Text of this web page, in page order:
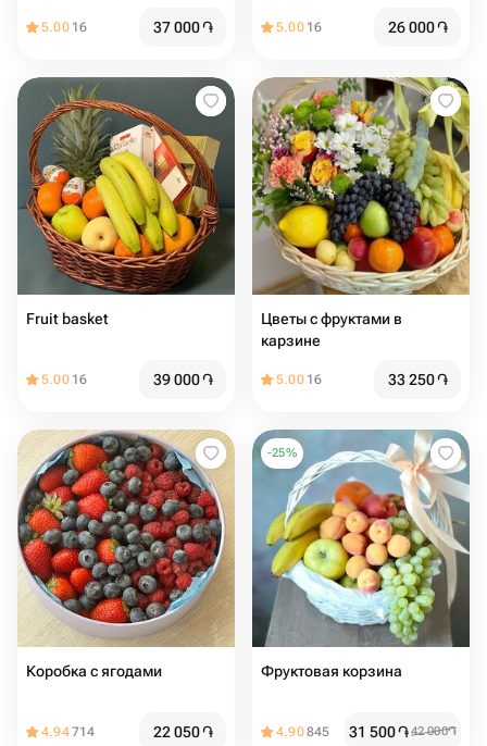
5.00 16 37 000֏ 5.00 16 26 000֏
Fruit basket
5.00 16 39 000֏
Цветы с фруктами в
карзине
5.00 16 33 250֏
Коробка с ягодами
4.94714 22 050֏
-25%
Фруктовая корзина
4.90845 31 500֏42 000֏